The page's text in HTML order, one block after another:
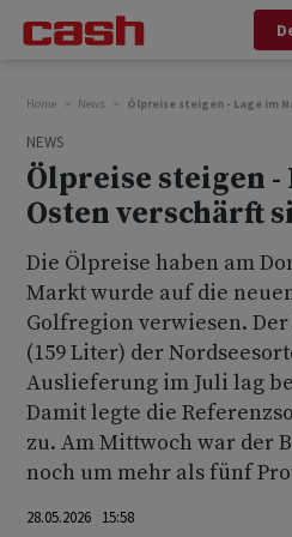
Home News Ölpreise steigen - Lage im
NEWS
Ölpreise steigen -
Osten verschärft
Die Ölpreise haben am
Markt wurde auf die
Golfregion verwiesen.
(159 Liter) der
Auslieferung im Juli lag
Damit legte die
zu. Am Mittwoch war der
noch um mehr als fünf
28.05.2026 15:58